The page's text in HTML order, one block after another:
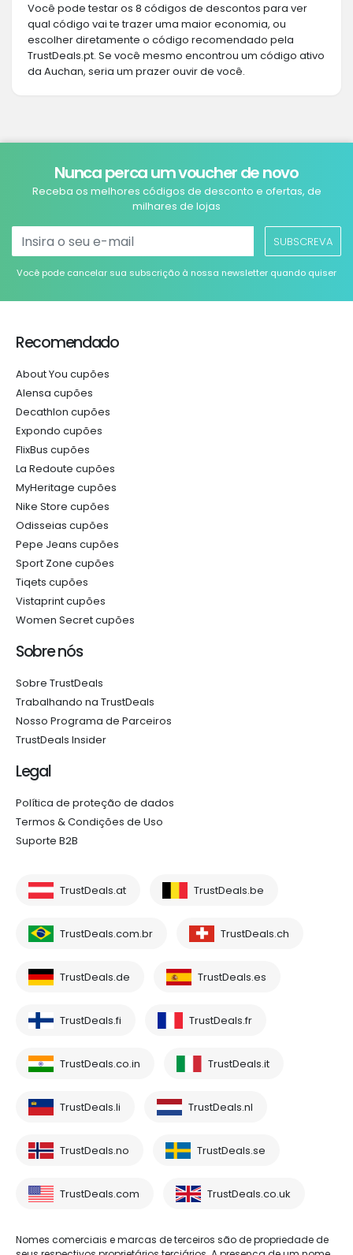
Você pode testar os 8 códigos de descontos para ver
qual código vai te trazer uma maior economia, ou
escolher diretamente o código recomendado pela
TrustDeals.pt. Se você mesmo encontrou um código ativo
da Auchan, seria um prazer ouvir de você.
Nunca perca um voucher de novo
Receba os melhores códigos de desconto e ofertas, de
milhares de lojas
SUBSCREVA
Você pode cancelar sua subscrição à nossa newsletter quando quiser
Recomendado
About You cupões
Alensa cupões
Decathlon cupões
Expondo cupões
FlixBus cupões
La Redoute cupões
MyHeritage cupões
Nike Store cupões
Odisseias cupões
Pepe Jeans cupões
Sport Zone cupões
Tiqets cupões
Vistaprint cupões
Women Secret cupões
Sobre nós
Sobre TrustDeals
Trabalhando na TrustDeals
Nosso Programa de Parceiros
TrustDeals Insider
Legal
Política de proteção de dados
Termos & Condições de Uso
Suporte B2B
TrustDeals.at TrustDeals.be
TrustDeals.com.br TrustDeals.ch
TrustDeals.de TrustDeals.es
TrustDeals.fi TrustDeals.fr
TrustDeals.co.in TrustDeals.it
TrustDeals.li TrustDeals.nl
TrustDeals.no TrustDeals.se
TrustDeals.com TrustDeals.co.uk
Nomes comerciais e marcas de terceiros são de propriedade de